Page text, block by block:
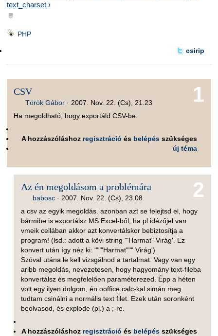
text_charset ›
■
PHP
csirip
1
CSV
Török Gábor · 2007. Nov. 22. (Cs), 21.23
Ha megoldható, hogy exportáld CSV-be.
A hozzászóláshoz regisztráció és belépés szükséges
új téma
2
Az én megoldásom a problémára
babosc· 2007. Nov. 22. (Cs), 23.08
a csv az egyik megoldás. azonban azt se felejtsd el, hogy
bármibe is exportálsz MS Excel-ből, ha pl idézőjel van
vmeik cellában akkor azt konvertálskor bebiztosítja a
program! (lsd.: adott a kövi string '"Harmat" Virág'. Ez
konvert után így néz ki: '"""Harmat""" Virág')
Szóval utána le kell vizsgálnod a tartalmat. Vagy van egy
aribb megoldás, nevezetesen, hogy hagyomány text-fileba
konvertálsz és megfelelően paraméterezed. Épp a héten
volt egy ilyen dolgom, én ooffice calc-kal simán meg
tudtam csinálni a normális text filet. Ezek után soronként
beolvasod, és explode (pl.) a ;-re.
A hozzászóláshoz regisztráció és belépés szükséges